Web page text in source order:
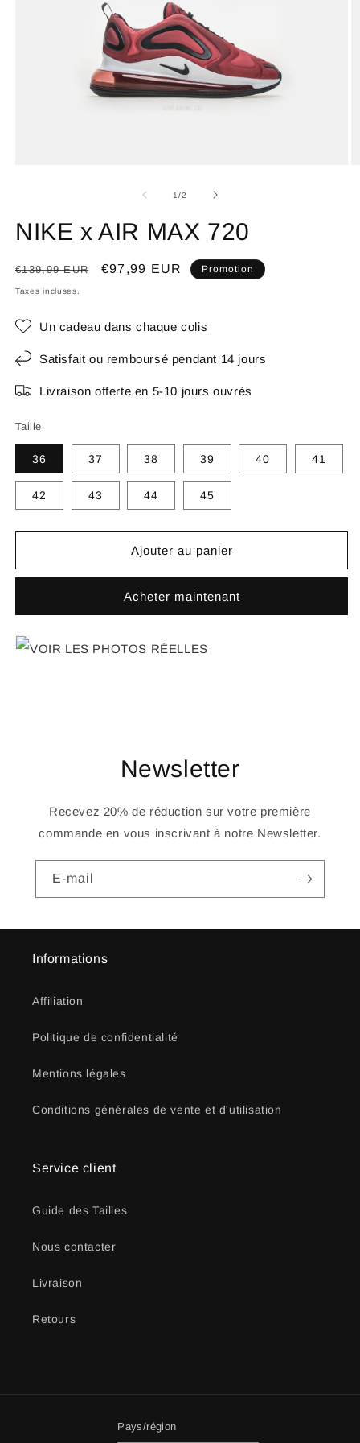
1/de
2
NIKE x AIR MAX 720
Prix
habituel
€139,99 EUR
Prix
€97,99 EUR Promotion
Taxes incluses.
Un cadeau dans chaque colis
Satisfait ou remboursé pendant 14 jours
Livraison offerte en 5-10 jours ouvrés
Taille
36 37 38 39 40 41
42 43 44 45
Ajouter au panier
Acheter maintenant
VOIR LES PHOTOS RÉELLES
Newsletter
Recevez 20% de réduction sur votre première
commande en vous inscrivant à notre Newsletter.
E-mail
Informations
Affiliation
Politique de confidentialité
Mentions légales
Conditions générales de vente et d'utilisation
Service client
Guide des Tailles
Nous contacter
Livraison
Retours
Pays/région